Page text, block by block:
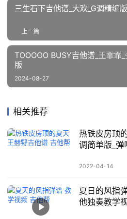
三生石下吉他谱_大欢_G调精编
上一篇
TOOOOO BUSY吉他谱_王霏霏
版
2024-08-27
相关推荐
热铁皮房顶
调简单版_弹
2022-04-14
夏日的风指
他独奏教学